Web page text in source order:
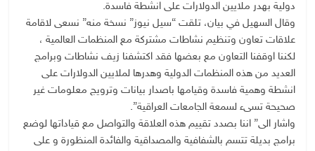
دولية بهدر ملايين الدولارات على انشطة فاسدة.
‎وقال السهيل في بيان، تلقت “سيل نيوز” نسخة منه” نسعى لاقامة
علاقات تعاون وتنظيم نشاطات مشتركة مع المنظمات العالمية ،
لكننا اوقفنا التعاون مع بعضها فقد اكتشفنا زيف نشاطات وبرامج
العديد من هذه المنظمات الدولية وهدرها لملايين الدولارات على
انشطة وهمية فاسدة وقيامها باصدار بيانات وترويج معلومات غير
صحيحة تسىء لسمعة الجامعات العراقية”.
واشار الى” اننا بصدد تقييم هذه العلاقة والتواصل مع قياداتها لوضع
برامج بديلة تتسم بالشفافية والمصداقية والفائدة المنظورة و على